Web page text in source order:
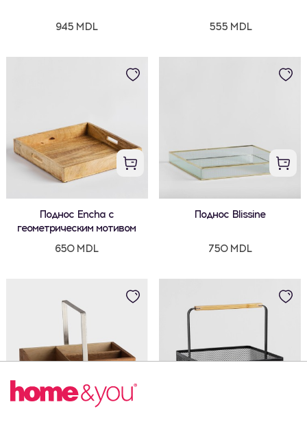
945 MDL 555 MDL
Поднос Encha с
геометрическим мотивом
650 MDL
Поднос Blissine
750 MDL